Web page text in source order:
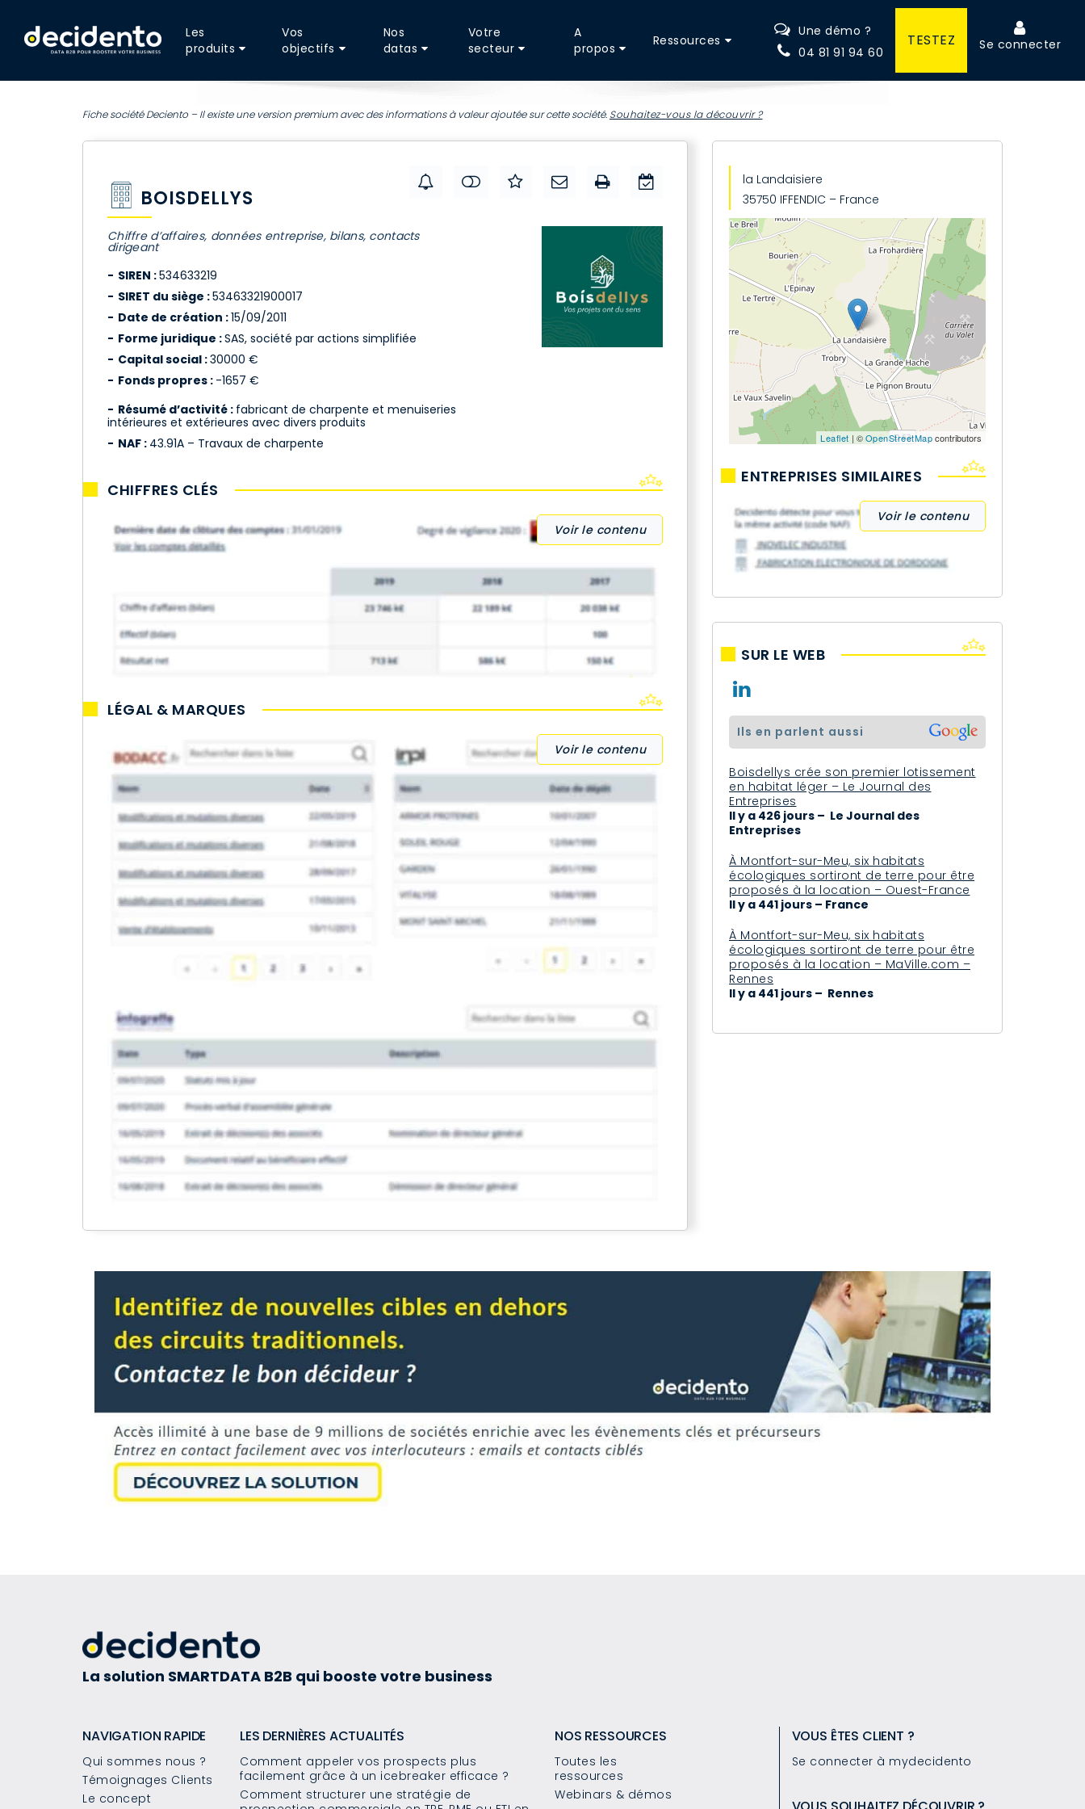
Les
produits
Vos
objectifs
Nos
datas
Votre
secteur
A
propos
Ressources
Une démo ?
04 81 91 94 60
TESTEZ Se connecter
Fiche société Deciento – Il existe une version premium avec des informations à valeur ajoutée sur cette société. Souhaitez-vous la découvrir ?
BOISDELLYS
Chiffre d’affaires, données entreprise, bilans, contacts
dirigeant
SIREN :534633219
SIRET du siège :53463321900017
Date de création :15/09/2011
Forme juridique :SAS, société par actions simplifiée
Capital social :30000 €
Fonds propres : -1657 €
Résumé d’activité : fabricant de charpente et menuiseries
intérieures et extérieures avec divers produits
NAF : 43.91A – Travaux de charpente
CHIFFRES CLÉS
Voir le contenu
LÉGAL & MARQUES
Voir le contenu
la Landaisiere
35750 IFFENDIC – France
Leaflet | ©OpenStreetMapcontributors
ENTREPRISES SIMILAIRES
Voir le contenu
SUR LE WEB
ils en parlent aussi
Boisdellys crée son premier lotissement
en habitat léger – Le Journal des
Entreprises
Il y a 426 jours – Le Journal des
Entreprises
À Montfort-sur-Meu, six habitats
écologiques sortiront de terre pour être
proposés à la location – Ouest-France
Il y a 441 jours – France
À Montfort-sur-Meu, six habitats
écologiques sortiront de terre pour être
proposés à la location – MaVille.com –
Rennes
Il y a 441 jours – Rennes
La solution SMARTDATA B2B qui booste votre business
NAVIGATION RAPIDE
Qui sommes nous ?
Témoignages Clients
Le concept
LES DERNIÈRES ACTUALITÉS
Comment appeler vos prospects plus
facilement grâce à un icebreaker efficace ?
Comment structurer une stratégie de
NOS RESSOURCES
Toutes les
ressources
Webinars & démos
VOUS ÊTES CLIENT ?
Se connecter à mydecidento